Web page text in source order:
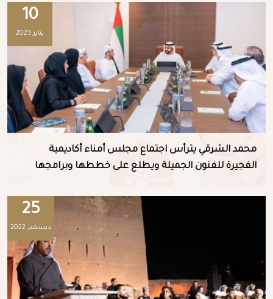
10
يناير 2023
محمد الشرقي يترأس اجتماع مجلس أمناء أكاديمية
الفجيرة للفنون الجميلة ويطلع على خططها وبرامجها
25
ديسمبر 2022